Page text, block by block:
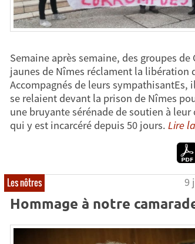
Semaine après semaine, des groupes de
jaunes de Nîmes réclament la libération
Accompagnés de leurs sympathisantEs,
se relaient devant la prison de Nîmes
une bruyante sérénade de soutien à leur
qui y est incarcéré depuis 50 jours. Lire
Les nôtres 9
Hommage à notre